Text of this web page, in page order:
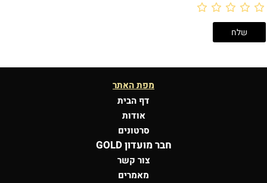
מפת האתר
דף הבית
אודות
סרטונים
חבר מועדון GOLD
צור קשר
מאמרים